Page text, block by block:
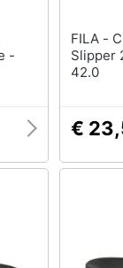
-
FILA - Ciabatte Morro Bay
Slipper
42.0
€